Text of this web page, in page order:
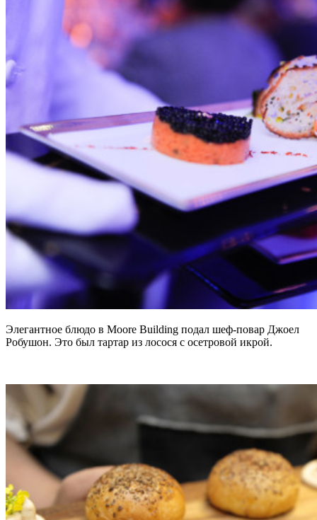
Элегантное блюдо в Moore Building подал шеф-повар Джоел
Робушон. Это был тартар из лосося с осетровой икрой.